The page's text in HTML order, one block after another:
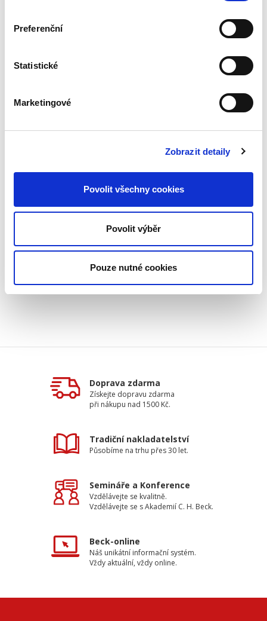
Preferenční
Statistické
Marketingové
Zobrazit detaily
Povolit všechny cookies
Povolit výběr
Pouze nutné cookies
jeho regulace. Podrobně je však popsána
pojištění.
Typ publikace:Příručky
PP154_obsah.pdf
Doprava zdarma
Získejte dopravu zdarma
při nákupu nad 1500 Kč.
Tradiční nakladatelství
Působíme na trhu přes 30 let.
Semináře a Konference
Vzdělávejte se kvalitně.
Vzdělávejte se s Akademií C. H. Beck.
Beck-online
Náš unikátní informační systém.
Vždy aktuální, vždy online.